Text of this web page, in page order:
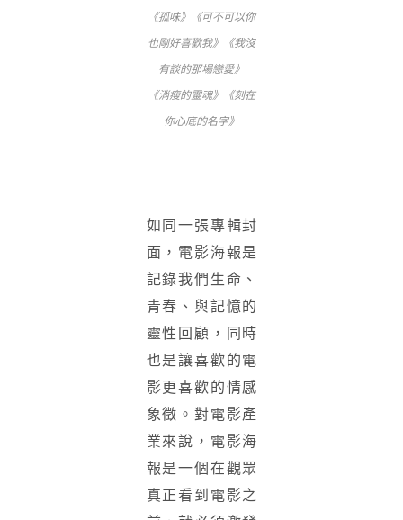
《孤味》《可不可以你
也剛好喜歡我》《我沒
有談的那場戀愛》
《消瘦的靈魂》《刻在
你心底的名字》
如同一張專輯封
面，電影海報是
記錄我們生命、
青春、與記憶的
靈性回顧，同時
也是讓喜歡的電
影更喜歡的情感
象徵。對電影產
業來說，電影海
報是一個在觀眾
真正看到電影之